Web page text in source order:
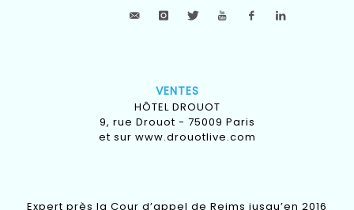
VENTES
HÔTEL DROUOT
9, rue Drouot - 75009 Paris
et sur www.drouotlive.com
Expert près la Cour d’appel de Reims jusqu’en 2016